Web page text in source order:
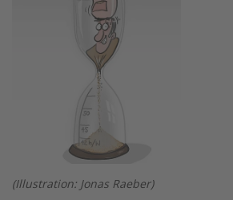
(Illustration: Jonas Raeber)